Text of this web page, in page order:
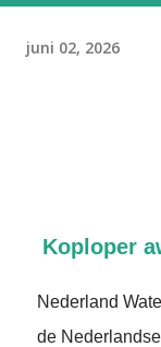
juni 02, 2026
Koploper
Nederland
de